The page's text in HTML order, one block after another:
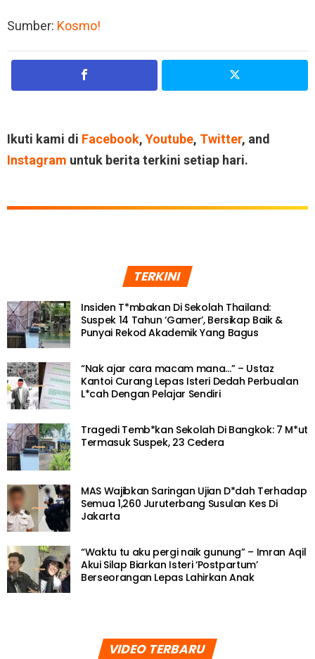
Sumber: Kosmo!
Ikuti kami di Facebook, Youtube, Twitter, and
Instagram untuk berita terkini setiap hari.
TERKINI
Insiden T*mbakan Di Sekolah Thailand:
Suspek 14 Tahun ‘Gamer’, Bersikap Baik &
Punyai Rekod Akademik Yang Bagus
“Nak ajar cara macam mana…” – Ustaz
Kantoi Curang Lepas Isteri Dedah Perbualan
L*cah Dengan Pelajar Sendiri
Tragedi Temb*kan Sekolah Di Bangkok: 7 M*ut
Termasuk Suspek, 23 Cedera
MAS Wajibkan Saringan Ujian D*dah Terhadap
Semua 1,260 Juruterbang Susulan Kes Di
Jakarta
“Waktu tu aku pergi naik gunung” – Imran Aqil
Akui Silap Biarkan Isteri ‘Postpartum’
Berseorangan Lepas Lahirkan Anak
VIDEO TERBARU